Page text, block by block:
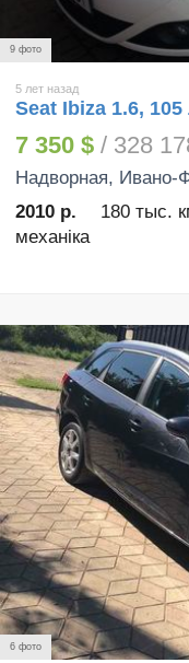
9 фото
5 лет назад
Seat Ibiza 1.6, 105
7 350 $ / 328
Надворная, Ивано-
2010 р.
180 тыс.
механіка
6 фото